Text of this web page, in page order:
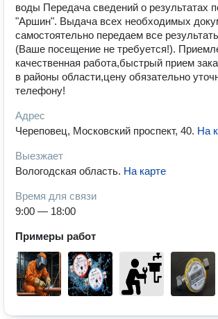
воды Передача сведений о результатах
"Аршин". Выдача всех необходимых
самостоятельно передаем все
(Ваше посещение не требуется!).
качественная работа,быстрый прием
в районы области,цену обязательно
телефону!
Адрес
Череповец, Московский проспект, 40. На
Выезжает
Вологодская область. На карте
Время для связи
9:00 — 18:00
Примеры работ